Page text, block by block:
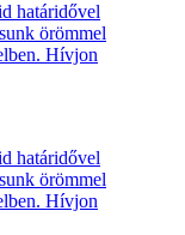
határidővel
örömmel
Hívjon
határidővel
örömmel
Hívjon